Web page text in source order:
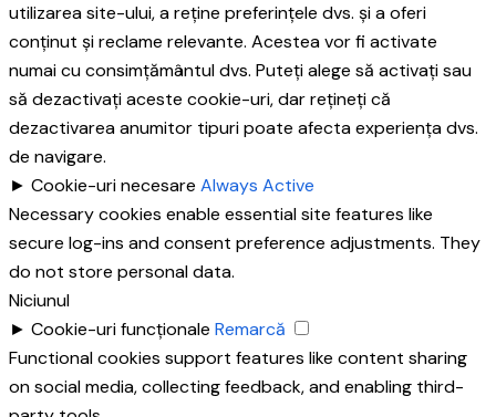
utilizarea site-ului, a reține preferințele dvs. și a oferi
conținut și reclame relevante. Acestea vor fi activate
numai cu consimțământul dvs. Puteți alege să activați sau
să dezactivați aceste cookie-uri, dar rețineți că
dezactivarea anumitor tipuri poate afecta experiența dvs.
de navigare.
► Cookie-uri necesare Always Active
Necessary cookies enable essential site features like
secure log-ins and consent preference adjustments. They
do not store personal data.
Niciunul
► Cookie-uri funcționale Remarcă
Functional cookies support features like content sharing
on social media, collecting feedback, and enabling third-